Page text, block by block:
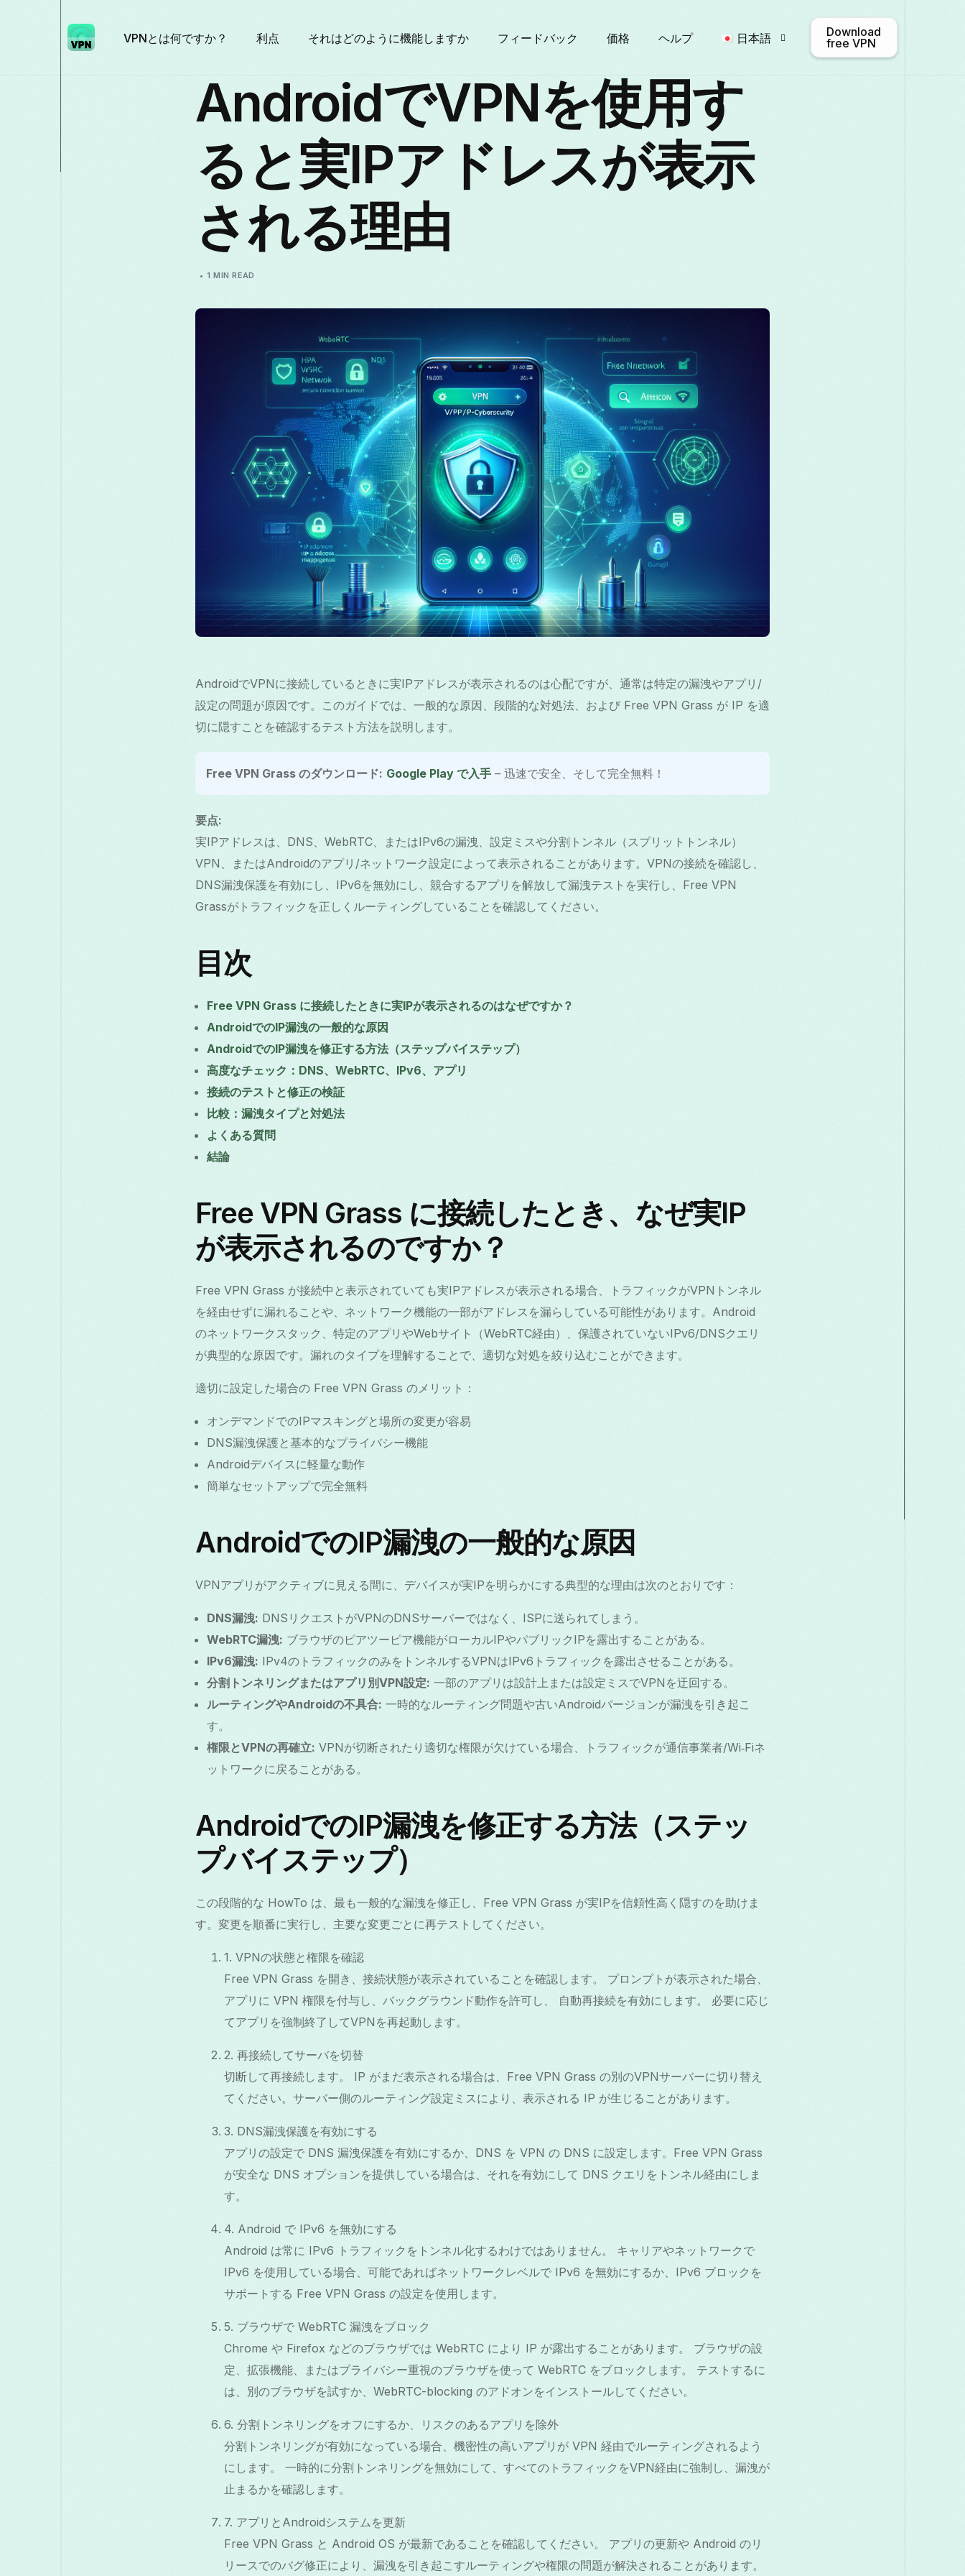
VPNとは何ですか？ 利点 それはどのように機能しますか フィードバック 価格 ヘルプ 日本語
Български
Download
free VPN
AndroidでVPNを使用す
ると実IPアドレスが表示
される理由
1 MIN READ
AndroidでVPNに接続しているときに実IPアドレスが表示されるのは心配ですが、通常は特定の漏洩やアプリ/
設定の問題が原因です。このガイドでは、一般的な原因、段階的な対処法、および Free VPN Grass が IP を適
切に隠すことを確認するテスト方法を説明します。
Free VPN Grass のダウンロード: Google Play で入手 – 迅速で安全、そして完全無料！
要点:
実IPアドレスは、DNS、WebRTC、またはIPv6の漏洩、設定ミスや分割トンネル（スプリットトンネル）
VPN、またはAndroidのアプリ/ネットワーク設定によって表示されることがあります。VPNの接続を確認し、
DNS漏洩保護を有効にし、IPv6を無効にし、競合するアプリを解放して漏洩テストを実行し、Free VPN
Grassがトラフィックを正しくルーティングしていることを確認してください。
目次
Free VPN Grass に接続したときに実IPが表示されるのはなぜですか？
AndroidでのIP漏洩の一般的な原因
AndroidでのIP漏洩を修正する方法（ステップバイステップ）
高度なチェック：DNS、WebRTC、IPv6、アプリ
接続のテストと修正の検証
比較：漏洩タイプと対処法
よくある質問
結論
Free VPN Grass に接続したとき、なぜ実IP
が表示されるのですか？
Free VPN Grass が接続中と表示されていても実IPアドレスが表示される場合、トラフィックがVPNトンネル
を経由せずに漏れることや、ネットワーク機能の一部がアドレスを漏らしている可能性があります。Android
のネットワークスタック、特定のアプリやWebサイト（WebRTC経由）、保護されていないIPv6/DNSクエリ
が典型的な原因です。漏れのタイプを理解することで、適切な対処を絞り込むことができます。
適切に設定した場合の Free VPN Grass のメリット：
オンデマンドでのIPマスキングと場所の変更が容易
DNS漏洩保護と基本的なプライバシー機能
Androidデバイスに軽量な動作
簡単なセットアップで完全無料
AndroidでのIP漏洩の一般的な原因
VPNアプリがアクティブに見える間に、デバイスが実IPを明らかにする典型的な理由は次のとおりです：
DNS漏洩: DNSリクエストがVPNのDNSサーバーではなく、ISPに送られてしまう。
WebRTC漏洩: ブラウザのピアツーピア機能がローカルIPやパブリックIPを露出することがある。
IPv6漏洩: IPv4のトラフィックのみをトンネルするVPNはIPv6トラフィックを露出させることがある。
分割トンネリングまたはアプリ別VPN設定: 一部のアプリは設計上または設定ミスでVPNを迂回する。
ルーティングやAndroidの不具合: 一時的なルーティング問題や古いAndroidバージョンが漏洩を引き起こ
す。
権限とVPNの再確立: VPNが切断されたり適切な権限が欠けている場合、トラフィックが通信事業者/Wi‑Fiネ
ットワークに戻ることがある。
AndroidでのIP漏洩を修正する方法（ステッ
プバイステップ）
この段階的な HowTo は、最も一般的な漏洩を修正し、Free VPN Grass が実IPを信頼性高く隠すのを助けま
す。変更を順番に実行し、主要な変更ごとに再テストしてください。
1. VPNの状態と権限を確認
Free VPN Grass を開き、接続状態が表示されていることを確認します。 プロンプトが表示された場合、
アプリに VPN 権限を付与し、バックグラウンド動作を許可し、 自動再接続を有効にします。 必要に応じ
てアプリを強制終了してVPNを再起動します。
2. 再接続してサーバを切替
切断して再接続します。 IP がまだ表示される場合は、Free VPN Grass の別のVPNサーバーに切り替え
てください。サーバー側のルーティング設定ミスにより、表示される IP が生じることがあります。
3. DNS漏洩保護を有効にする
アプリの設定で DNS 漏洩保護を有効にするか、DNS を VPN の DNS に設定します。Free VPN Grass
が安全な DNS オプションを提供している場合は、それを有効にして DNS クエリをトンネル経由にしま
す。
4. Android で IPv6 を無効にする
Android は常に IPv6 トラフィックをトンネル化するわけではありません。 キャリアやネットワークで
IPv6 を使用している場合、可能であればネットワークレベルで IPv6 を無効にするか、IPv6 ブロックを
サポートする Free VPN Grass の設定を使用します。
5. ブラウザで WebRTC 漏洩をブロック
Chrome や Firefox などのブラウザでは WebRTC により IP が露出することがあります。 ブラウザの設
定、拡張機能、またはプライバシー重視のブラウザを使って WebRTC をブロックします。 テストするに
は、別のブラウザを試すか、WebRTC-blocking のアドオンをインストールしてください。
6. 分割トンネリングをオフにするか、リスクのあるアプリを除外
分割トンネリングが有効になっている場合、機密性の高いアプリが VPN 経由でルーティングされるよう
にします。 一時的に分割トンネリングを無効にして、すべてのトラフィックをVPN経由に強制し、漏洩が
止まるかを確認します。
7. アプリとAndroidシステムを更新
Free VPN Grass と Android OS が最新であることを確認してください。 アプリの更新や Android のリ
リースでのバグ修正により、漏洩を引き起こすルーティングや権限の問題が解決されることがあります。